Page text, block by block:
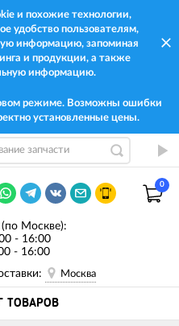
и похожие технологии,
удобство пользователям,
информацию, запоминая
и продукции, а также
информацию.
режиме. Возможны ошибки
установленные цены.
0
Москве):
- 16:00
- 16:00
Москва
ТОВАРОВ